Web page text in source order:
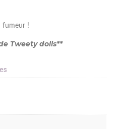
fumeur !
Tweety dolls**